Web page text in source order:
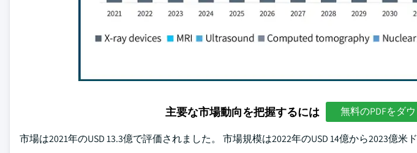
主要な市場動向を把握するには 無料のPDFをダ
市場は2021年のUSD 13.3億で評価されました。 市場規模は2022年のUSD 14億から2023億米